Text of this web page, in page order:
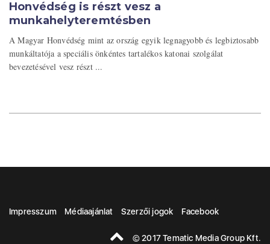
Honvédség is részt vesz a
munkahelyteremtésben
A Magyar Honvédség mint az ország egyik legnagyobb és legbiztosabb
munkáltatója a speciális önkéntes tartalékos katonai szolgálat
bevezetésével vesz részt ...
Impresszum Médiaajánlat Szerzői jogok Facebook
© 2017 Tematic Media Group Kft.